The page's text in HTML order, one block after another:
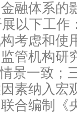
融体系的
以下工作
考虑和使
管机构研
景一致；
素纳入宏
合编制《